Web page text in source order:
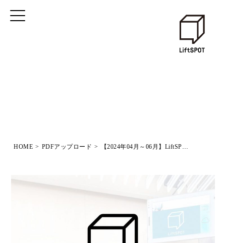
HOME > PDFアップロード > 【2024年04月～06月】LiftSPOT媒体資料